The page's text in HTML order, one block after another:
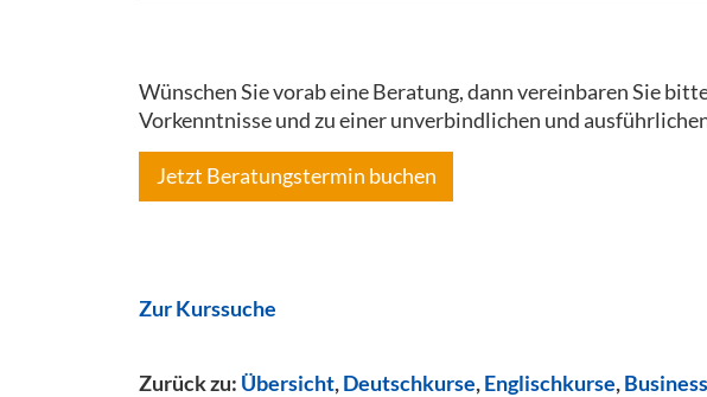
Wünschen Sie vorab eine Beratung, dann vereinbaren Sie
Vorkenntnisse und zu einer unverbindlichen und
Jetzt Beratungstermin buchen
Zur Kurssuche
Zurück zu: Übersicht,Deutschkurse,Englischkurse,